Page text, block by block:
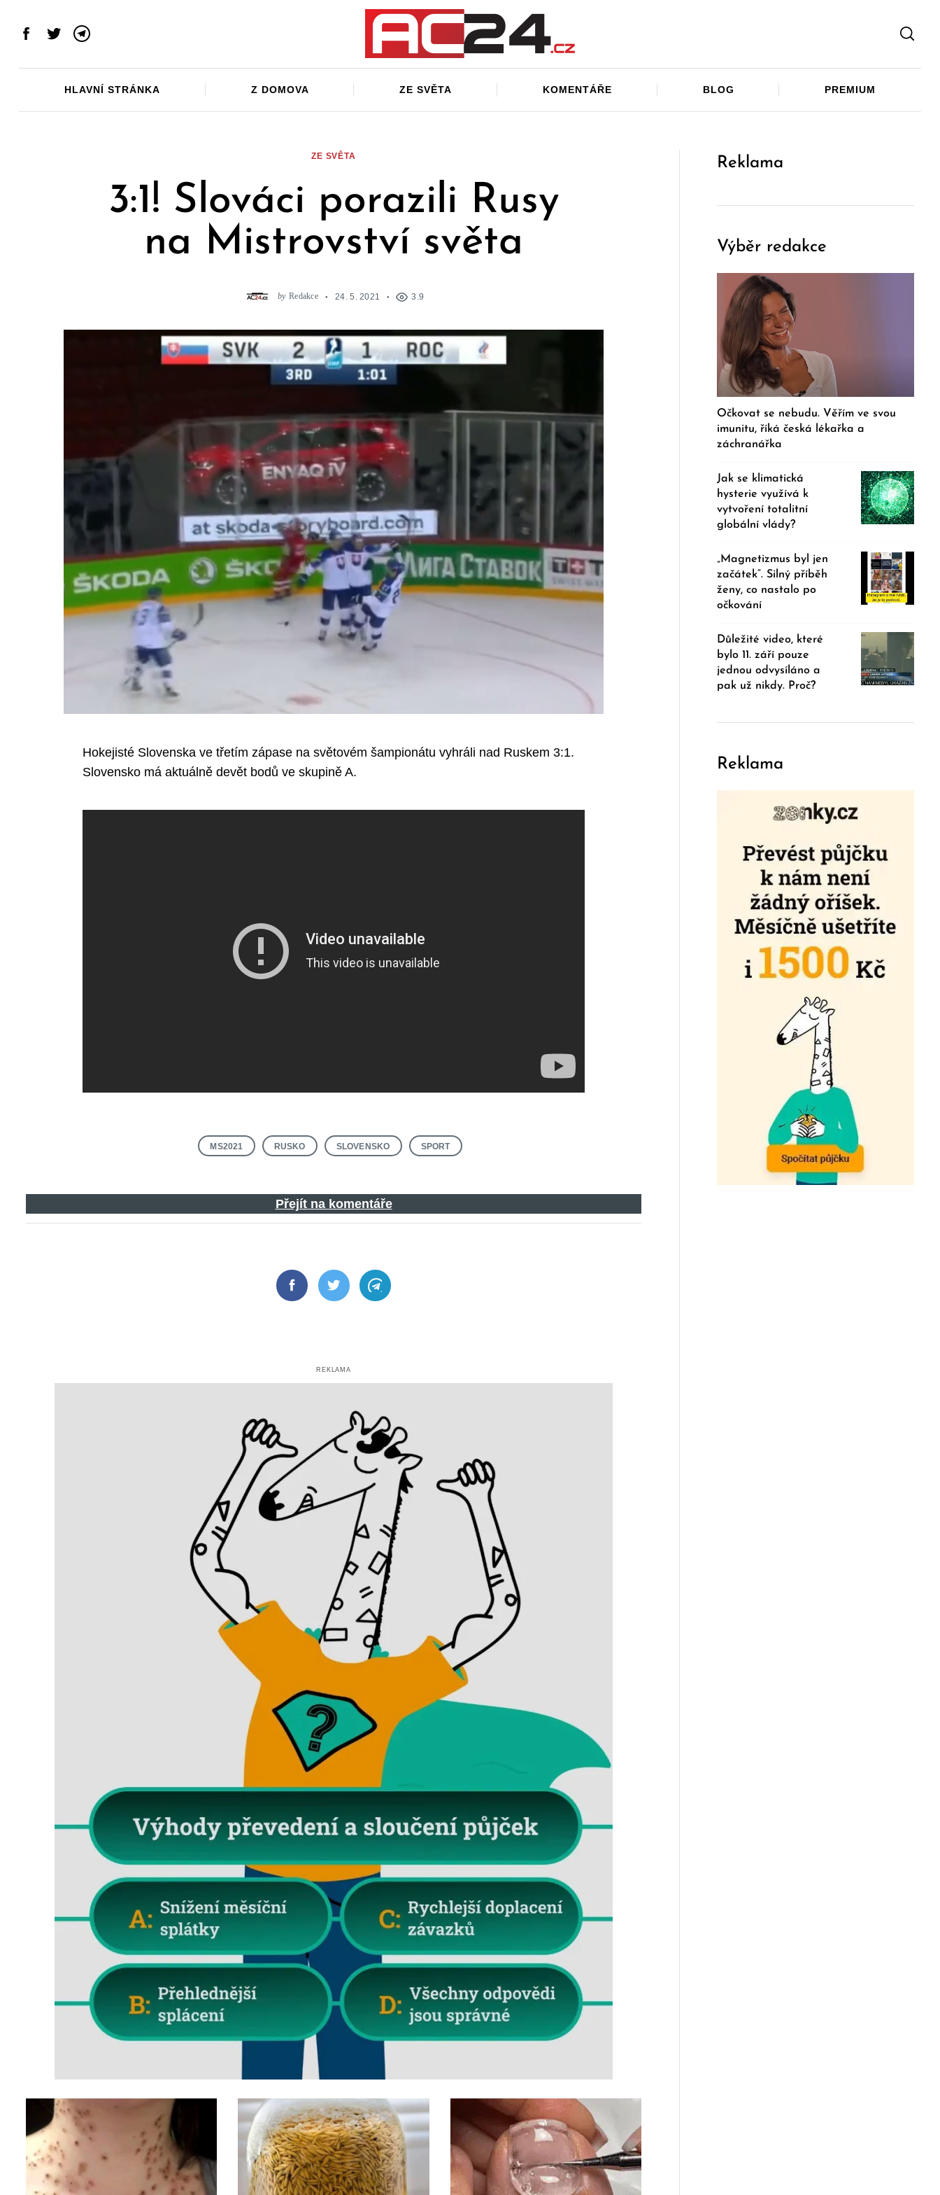
Facebook
TwitterTelegram
HLAVNÍ STRÁNKA Z DOMOVA ZE SVĚTA KOMENTÁŘE BLOG PREMIUM
ZE SVĚTA
3:1! Slováci porazili Rusy
na Mistrovství světa
by Redakce 24. 5. 2021 3.9
Hokejisté Slovenska ve třetím zápase na světovém šampionátu vyhráli nad Ruskem 3:1.
Slovensko má aktuálně devět bodů ve skupině A.
MS2021 RUSKO SLOVENSKO SPORT
Přejít na komentáře
FacebookTwitter Telegram
REKLAMA
Reklama
Výběr redakce
Očkovat se nebudu. Věřím ve svou
imunitu, říká česká lékařka a
záchranářka
Jak se klimatická
hysterie využívá k
vytvoření totalitní
globální vlády?
„Magnetizmus byl jen
začátek“. Silný příběh
ženy, co nastalo po
očkování
Důležité video, které
bylo 11. září pouze
jednou odvysíláno a
pak už nikdy. Proč?
Reklama